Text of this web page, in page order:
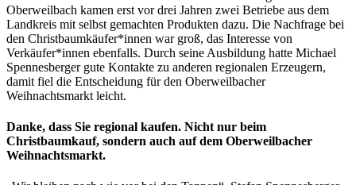
Oberweilbach kamen erst vor drei Jahren zwei Betriebe aus dem
Landkreis mit selbst gemachten Produkten dazu. Die Nachfrage bei
den Christbaumkäufer*innen war groß, das Interesse von
Verkäufer*innen ebenfalls. Durch seine Ausbildung hatte Michael
Spennesberger gute Kontakte zu anderen regionalen Erzeugern,
damit fiel die Entscheidung für den Oberweilbacher
Weihnachtsmarkt leicht.
Danke, dass Sie regional kaufen. Nicht nur beim
Christbaumkauf, sondern auch auf dem Oberweilbacher
Weihnachtsmarkt.